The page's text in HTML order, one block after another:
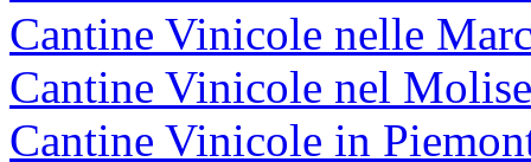
Cantine Vinicole nelle
Cantine Vinicole nel Molise
Cantine Vinicole in